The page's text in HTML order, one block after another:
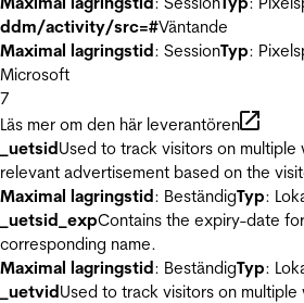
ddm/activity/src=#Väntande
Maximal lagringstid: SessionTyp:
Microsoft
7
Läs mer om den här leverantören
_uetsidUsed to track visitors on
relevant advertisement based on the
Maximal lagringstid: BeständigTyp:
_uetsid_expContains the expiry-date
corresponding name.
Maximal lagringstid: BeständigTyp:
_uetvidUsed to track visitors on